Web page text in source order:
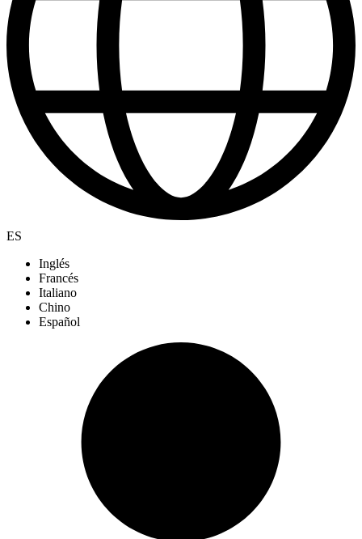
ES
Inglés
Francés
Italiano
Chino
Español